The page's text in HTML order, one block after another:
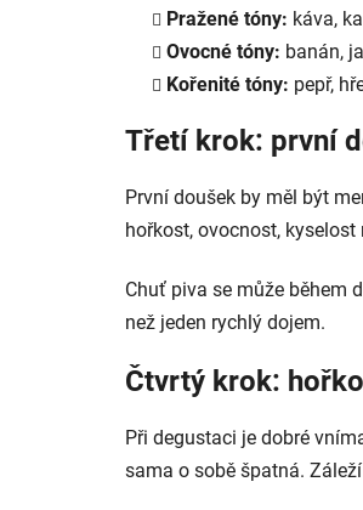
Pražené tóny: káva,
Ovocné tóny: banán,
Kořenité tóny: pepř,
Třetí krok: první
První doušek by měl být
hořkost, ovocnost, kyselost
Chuť piva se může během
než jeden rychlý dojem.
Čtvrtý krok:
Při degustaci je dobré
sama o sobě špatná.